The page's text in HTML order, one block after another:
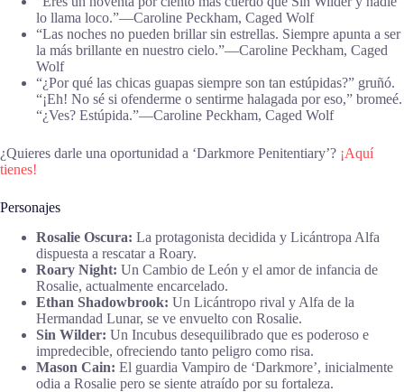
lo llama loco.”―Caroline Peckham, Caged Wolf
“Las noches no pueden brillar sin estrellas. Siempre apunta a ser
la más brillante en nuestro cielo.”―Caroline Peckham, Caged
Wolf
“¿Por qué las chicas guapas siempre son tan estúpidas?” gruñó.
“¡Eh! No sé si ofenderme o sentirme halagada por eso,” bromeé.
“¿Ves? Estúpida.”―Caroline Peckham, Caged Wolf
¿Quieres darle una oportunidad a ‘Darkmore Penitentiary’? ¡Aquí
tienes!
Personajes
Rosalie Oscura: La protagonista decidida y Licántropa Alfa
dispuesta a rescatar a Roary.
Roary Night: Un Cambio de León y el amor de infancia de
Rosalie, actualmente encarcelado.
Ethan Shadowbrook: Un Licántropo rival y Alfa de la
Hermandad Lunar, se ve envuelto con Rosalie.
Sin Wilder: Un Incubus desequilibrado que es poderoso e
impredecible, ofreciendo tanto peligro como risa.
Mason Cain: El guardia Vampiro de ‘Darkmore’, inicialmente
odia a Rosalie pero se siente atraído por su fortaleza.